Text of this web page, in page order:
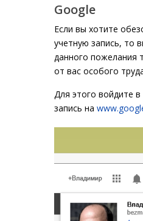
Google
Если вы хотите
учетную запись, то
данного пожелания
от вас особого
Для этого войдите
запись на